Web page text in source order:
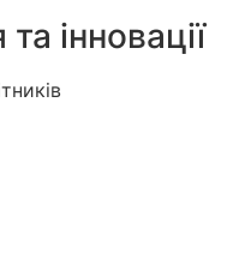
інновації